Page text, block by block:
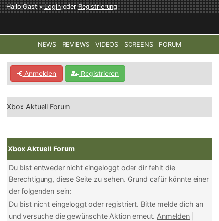
Hallo Gast »LoginoderRegistrierung
NEWS REVIEWS VIDEOS SCREENS FORUM
TOP-THEMEN: COD: MODERN WARFARE 4 HALO:
Anmelden Registrieren
Xbox Aktuell Forum
Xbox Aktuell Forum
Du bist entweder nicht eingeloggt oder dir fehlt die
Berechtigung, diese Seite zu sehen. Grund dafür könnte einer
der folgenden sein:
Du bist nicht eingeloggt oder registriert. Bitte melde dich an
und versuche die gewünschte Aktion erneut. Anmelden